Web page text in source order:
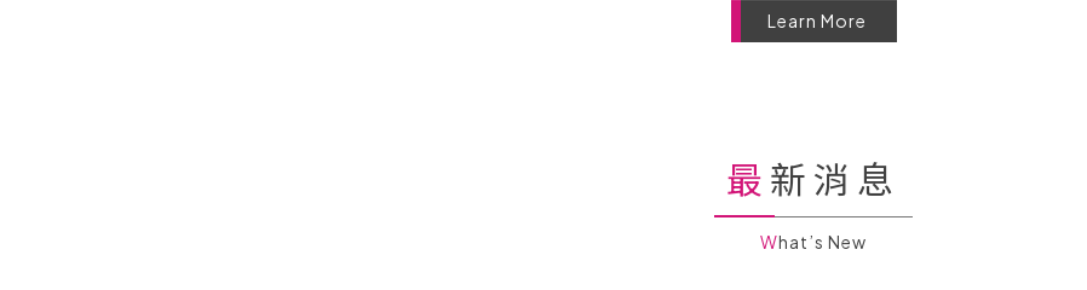
Learn More
最新消息
What’s New